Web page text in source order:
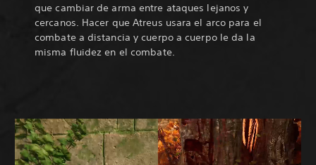
que cambiar de arma entre ataques lejanos y
cercanos. Hacer que Atreus usara el arco para el
combate a distancia y cuerpo a cuerpo le da la
misma fluidez en el combate.